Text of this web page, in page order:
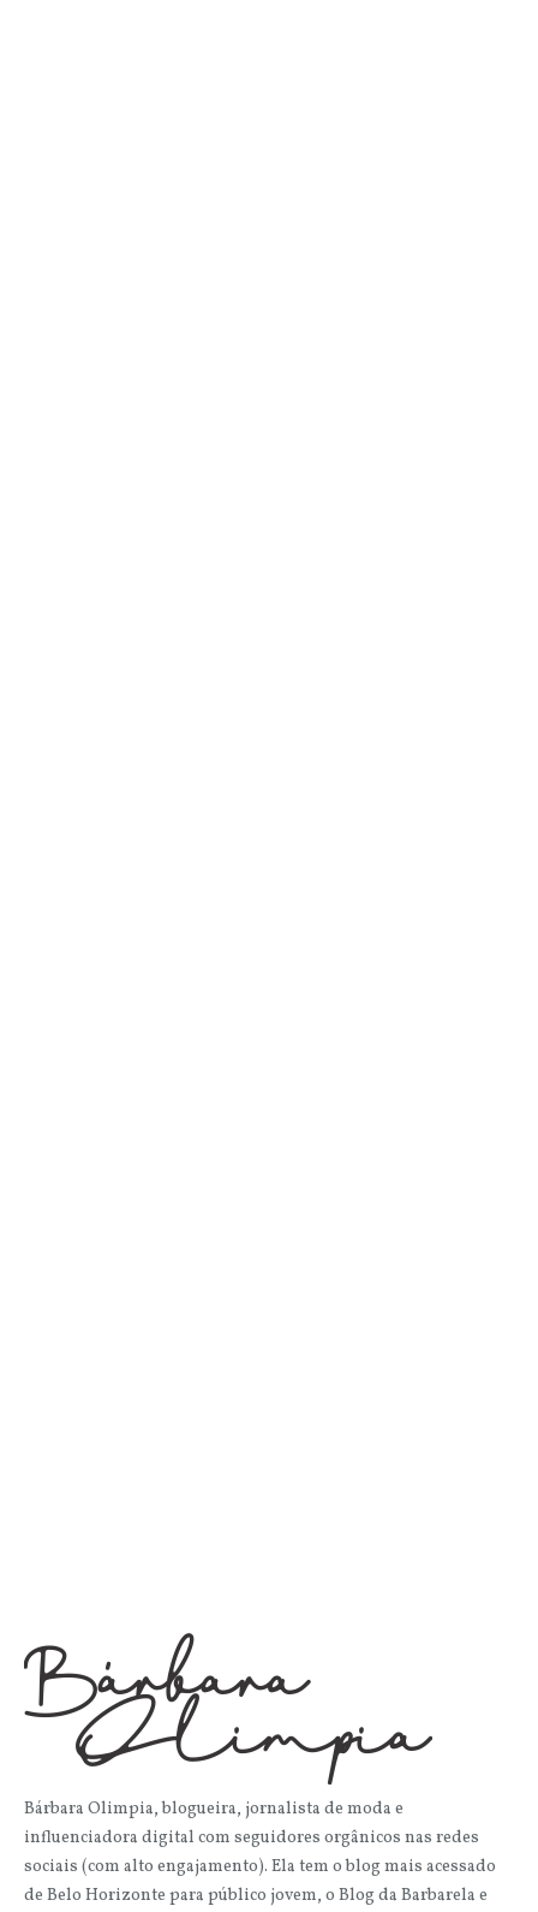
Bárbara Olimpia, blogueira, jornalista de moda e
influenciadora digital com seguidores orgânicos nas redes
sociais (com alto engajamento). Ela tem o blog mais acessado
de Belo Horizonte para público jovem, o Blog da Barbarela e